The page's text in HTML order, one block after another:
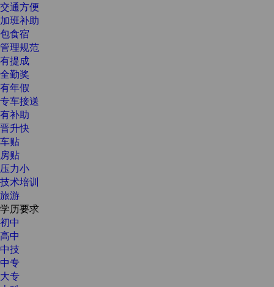
交通方便
加班补助
包食宿
管理规范
有提成
全勤奖
有年假
专车接送
有补助
晋升快
车贴
房贴
压力小
技术培训
旅游
学历要求
初中
高中
中技
中专
大专